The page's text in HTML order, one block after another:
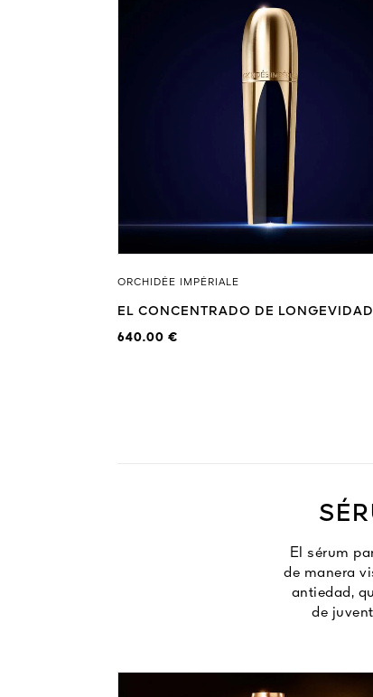
ORCHIDÉE IMPÉRIALE
EL CONCENTRADO DE LONGEVIDAD
640.00 €
El sérum
de manera
antiedad,
de